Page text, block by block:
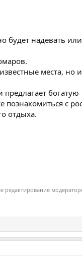
будет надевать
места, но
богатую
с
отдыха.
редактирование